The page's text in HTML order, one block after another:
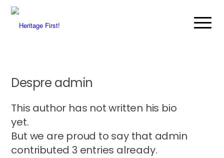
Despre admin
This author has not written his bio
yet.
But we are proud to say that admin
contributed 3 entries already.